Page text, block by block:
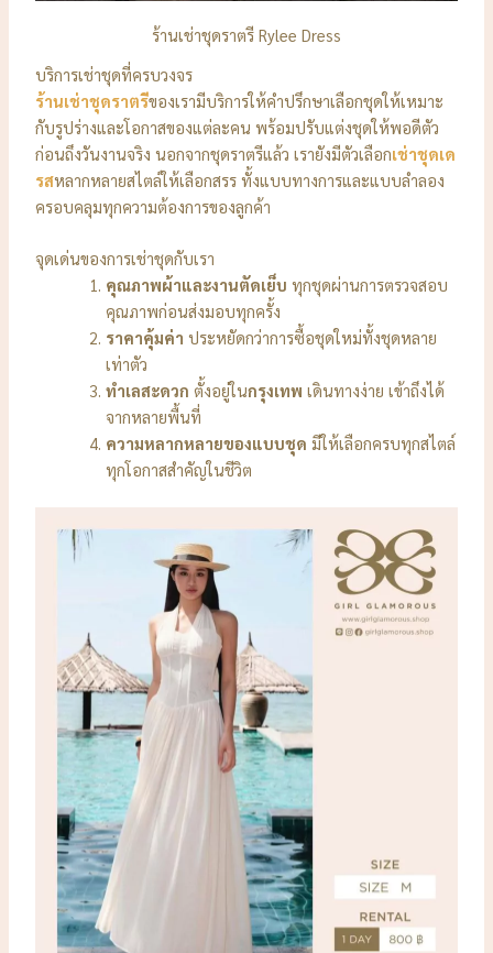
ร้านเช่าชุดราตรี Rylee Dress
บริการเช่าชุดที่ครบวงจร
ร้านเช่าชุดราตรีของเรามีบริการให้คำปรึกษาเลือกชุดให้เหมาะ
กับรูปร่างและโอกาสของแต่ละคน พร้อมปรับแต่งชุดให้พอดีตัว
ก่อนถึงวันงานจริง นอกจากชุดราตรีแล้ว เรายังมีตัวเลือกเช่าชุดเด
รสหลากหลายสไตล์ให้เลือกสรร ทั้งแบบทางการและแบบลำลอง
ครอบคลุมทุกความต้องการของลูกค้า
จุดเด่นของการเช่าชุดกับเรา
คุณภาพผ้าและงานตัดเย็บ ทุกชุดผ่านการตรวจสอบ
คุณภาพก่อนส่งมอบทุกครั้ง
ราคาคุ้มค่า ประหยัดกว่าการซื้อชุดใหม่ทั้งชุดหลาย
เท่าตัว
ทำเลสะดวก ตั้งอยู่ในกรุงเทพ เดินทางง่าย เข้าถึงได้
จากหลายพื้นที่
ความหลากหลายของแบบชุด มีให้เลือกครบทุกสไตล์
ทุกโอกาสสำคัญในชีวิต